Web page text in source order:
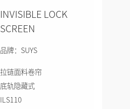
INVISIBLE LOCK
SCREEN
品牌：SUYS
拉链面料卷帘
底轨隐藏式
ILS110